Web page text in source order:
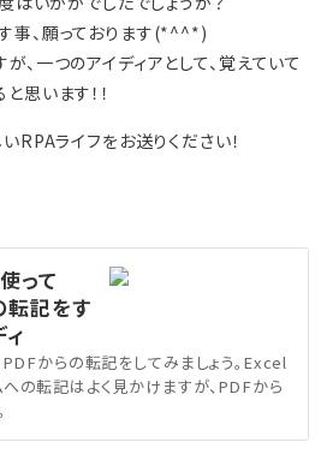
事、願っております(*^^*)
、一つのアイディアとして、覚えていて
思います！！
RPAライフをお送りください！
って
転記をす
からの転記をしてみましょう。Excel
の転記はよく見かけますが、PDFから